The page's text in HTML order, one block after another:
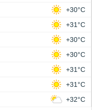
+30°C
+31°C
+30°C
+30°C
+31°C
+31°C
+32°C